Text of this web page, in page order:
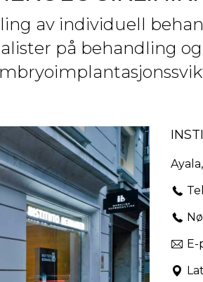
av individuell
på behandling
E-